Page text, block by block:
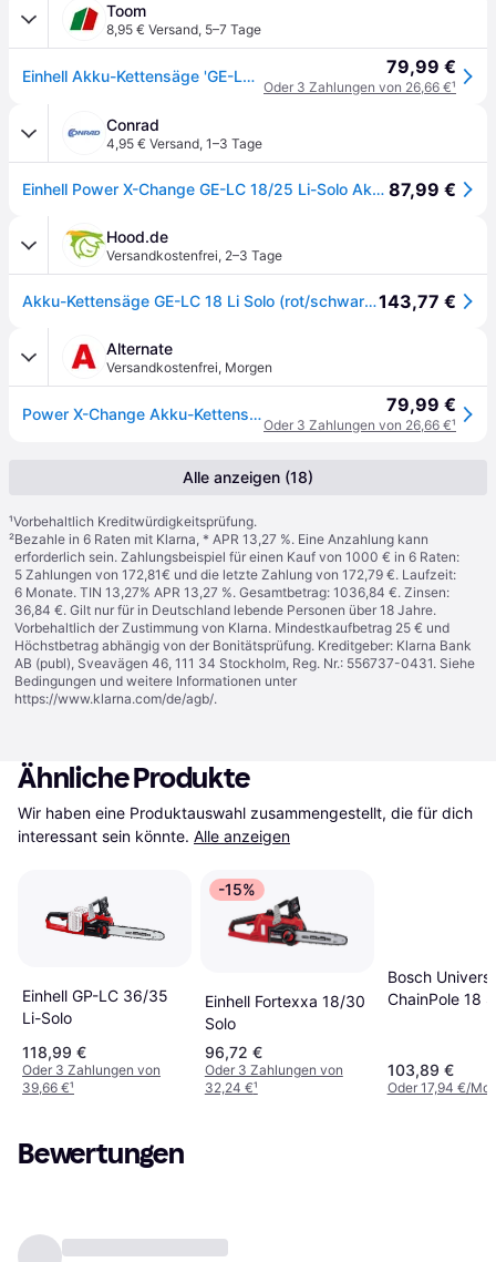
Toom
8,95 € Versand, 5–7 Tage
Einhell Akku-Kettensäge 'GE-LC 18/25 Li-Solo' ohne Akku 18 V 25 cm 79,99 €
Oder 3 Zahlungen von 26,66 €¹
Conrad
4,95 € Versand, 1–3 Tage
Einhell Power X-Change GE-LC 18/25 Li-Solo Akku Kettensäge ohne Akku Schwertlänge 250 mm 87,99 €
Hood.de
Versandkostenfrei, 2–3 Tage
Akku-Kettensäge GE-LC 18 Li Solo (rot/schwarz, ohne Akku und Ladegerät)143,77 €
Alternate
Versandkostenfrei, Morgen
Power X-Change Akku-Kettensäge GE-LC 18 Li Solo, 18Volt 79,99 €
Oder 3 Zahlungen von 26,66 €¹
Alle anzeigen (18)
¹Vorbehaltlich Kreditwürdigkeitsprüfung.
²Bezahle in 6 Raten mit Klarna, * APR 13,27 %. Eine Anzahlung kann
erforderlich sein. Zahlungsbeispiel für einen Kauf von 1000 € in 6 Raten:
5 Zahlungen von 172,81€ und die letzte Zahlung von 172,79 €. Laufzeit:
6 Monate. TIN 13,27% APR 13,27 %. Gesamtbetrag: 1036,84 €. Zinsen:
36,84 €. Gilt nur für in Deutschland lebende Personen über 18 Jahre.
Vorbehaltlich der Zustimmung von Klarna. Mindestkaufbetrag 25 € und
Höchstbetrag abhängig von der Bonitätsprüfung. Kreditgeber: Klarna Bank
AB (publ), Sveavägen 46, 111 34 Stockholm, Reg. Nr.: 556737-0431. Siehe
Bedingungen und weitere Informationen unter
https://www.klarna.com/de/agb/.
Ähnliche Produkte
Wir haben eine Produktauswahl zusammengestellt, die für dich
interessant sein könnte. Alle anzeigen
Einhell GP-LC 36/35
Li-Solo
118,99 €
Oder 3 Zahlungen von
39,66 €¹
-15%
Einhell Fortexxa 18/30
Solo
96,72 €
Oder 3 Zahlungen von
32,24 €¹
Bosch
ChainPole 18
103,89 €
Oder 17,94 €/
Bewertungen